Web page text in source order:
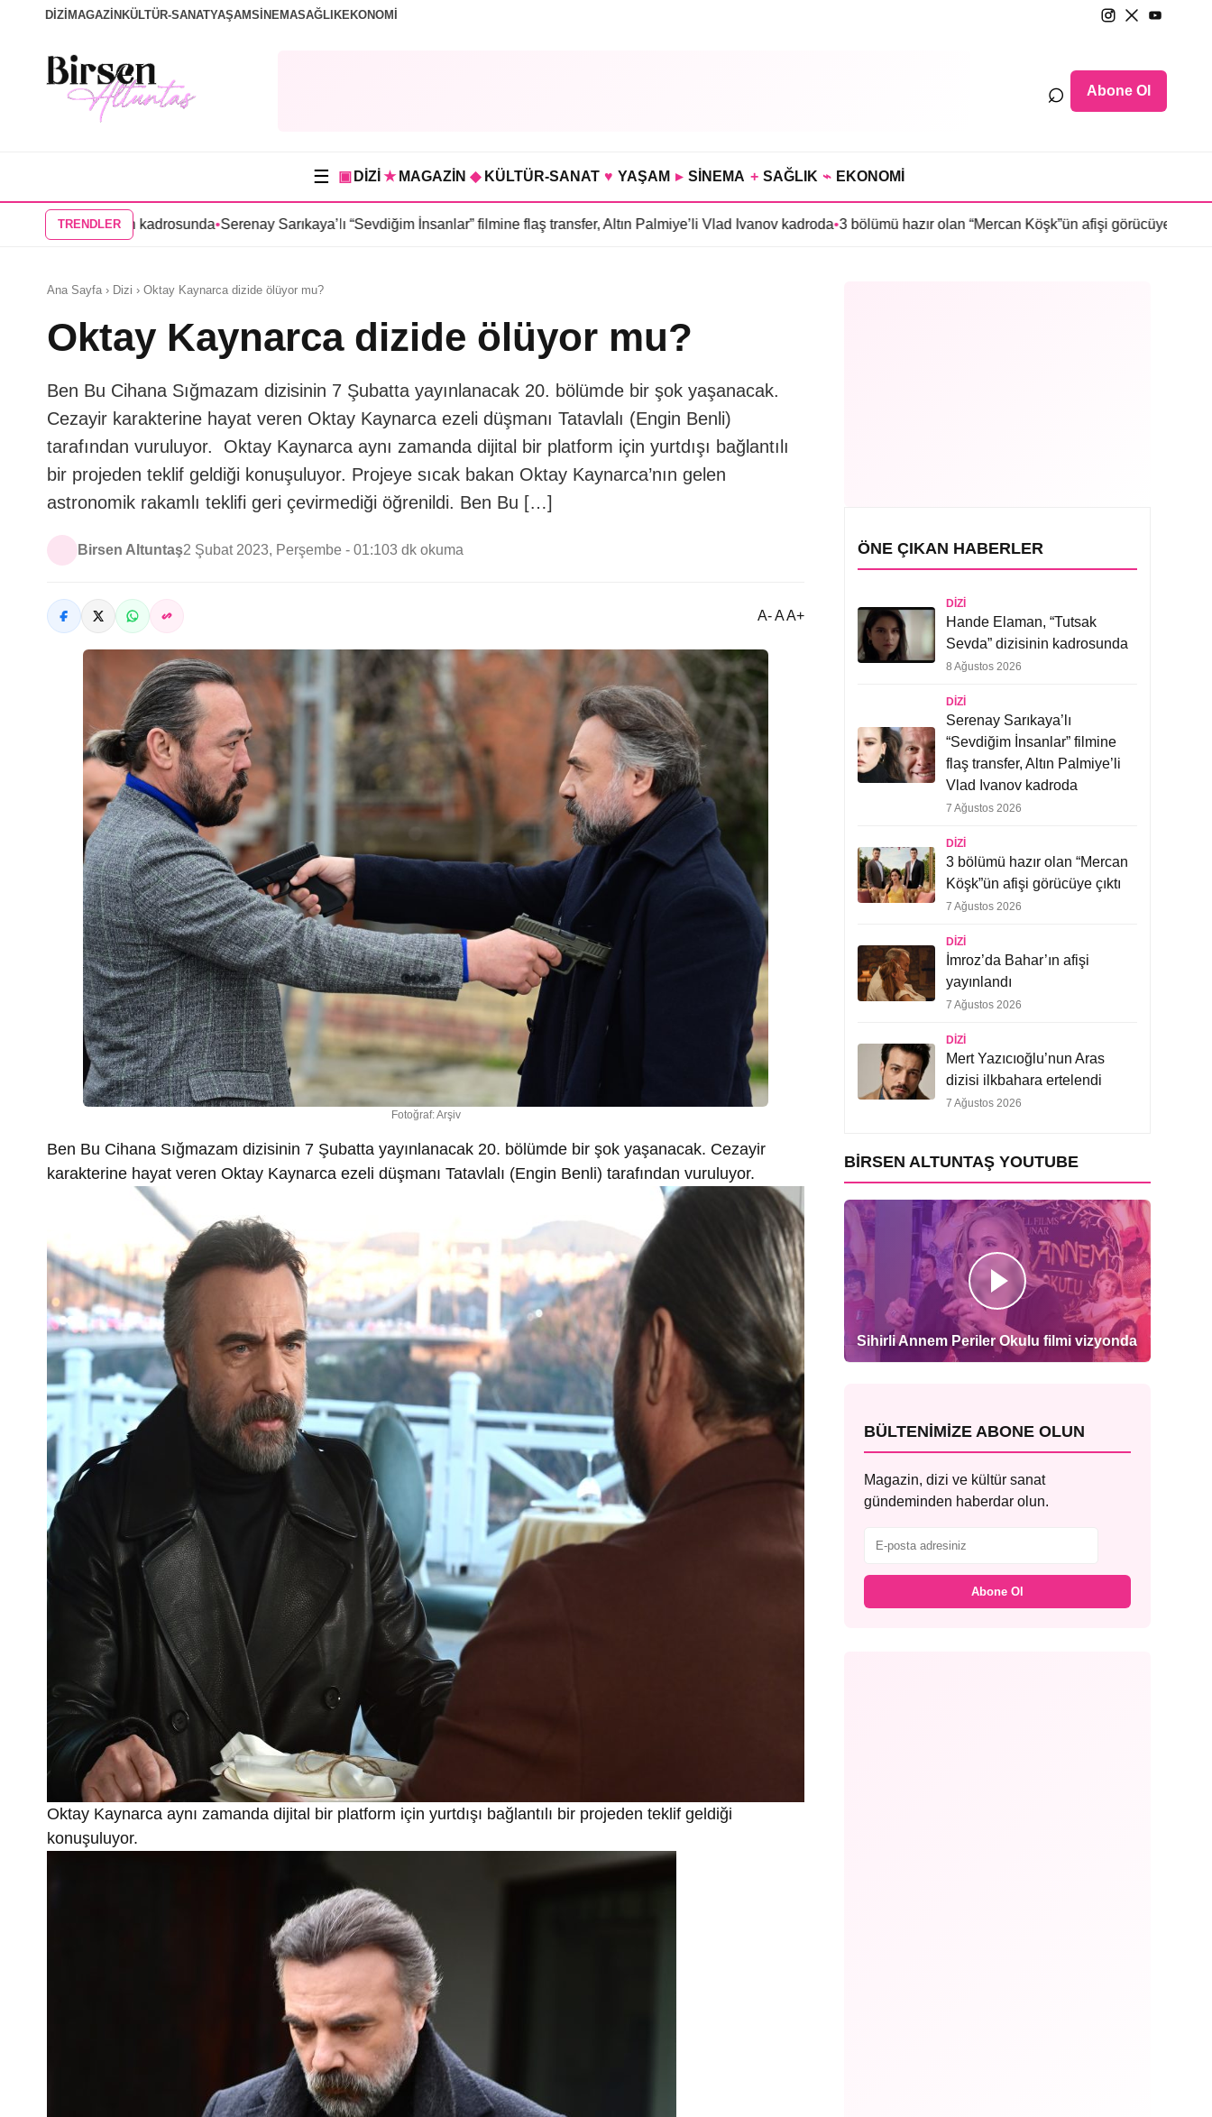
DİZİ MAGAZİN KÜLTÜR-SANATYAŞAMSİNEMASAĞLIKEKONOMİ
⌕ Abone Ol
☰ ▣ DİZİ ★ MAGAZİN ◆ KÜLTÜR-SANAT ♥ YAŞAM ▸ SİNEMA + SAĞLIK ⌁ EKONOMİ
TRENDLER
dizisinin kadrosunda•Serenay Sarıkaya’lı “Sevdiğim İnsanlar” filmine flaş transfer, Altın Palmiye’li Vlad Ivanov kadroda•3 bölümü hazır olan “Mercan Köşk”ün afişi görücüye çıktı•İmroz’da
Ana Sayfa › Dizi › Oktay Kaynarca dizide ölüyor mu?
Oktay Kaynarca dizide ölüyor mu?
Ben Bu Cihana Sığmazam dizisinin 7 Şubatta yayınlanacak 20. bölümde bir şok yaşanacak.
Cezayir karakterine hayat veren Oktay Kaynarca ezeli düşmanı Tatavlalı (Engin Benli)
tarafından vuruluyor. Oktay Kaynarca aynı zamanda dijital bir platform için yurtdışı bağlantılı
bir projeden teklif geldiği konuşuluyor. Projeye sıcak bakan Oktay Kaynarca’nın gelen
astronomik rakamlı teklifi geri çevirmediği öğrenildi. Ben Bu […]
Birsen Altuntaş2 Şubat 2023, Perşembe - 01:103 dk okuma
A- A A+
Fotoğraf: Arşiv
Ben Bu Cihana Sığmazam dizisinin 7 Şubatta yayınlanacak 20. bölümde bir şok yaşanacak. Cezayir
karakterine hayat veren Oktay Kaynarca ezeli düşmanı Tatavlalı (Engin Benli) tarafından vuruluyor.
Oktay Kaynarca aynı zamanda dijital bir platform için yurtdışı bağlantılı bir projeden teklif geldiği
konuşuluyor.
ÖNE ÇIKAN HABERLER
DIZI
Hande Elaman, “Tutsak
Sevda” dizisinin kadrosunda
8 Ağustos 2026
DIZI
Serenay Sarıkaya’lı
“Sevdiğim İnsanlar” filmine
flaş transfer, Altın Palmiye’li
Vlad Ivanov kadroda
7 Ağustos 2026
DIZI
3 bölümü hazır olan “Mercan
Köşk”ün afişi görücüye çıktı
7 Ağustos 2026
DIZI
İmroz’da Bahar’ın afişi
yayınlandı
7 Ağustos 2026
DIZI
Mert Yazıcıoğlu’nun Aras
dizisi ilkbahara ertelendi
7 Ağustos 2026
BIRSEN ALTUNTAŞ YOUTUBE
Sihirli Annem Periler Okulu filmi vizyonda
BÜLTENIMIZE ABONE OLUN
Magazin, dizi ve kültür sanat
gündeminden haberdar olun.
Abone Ol